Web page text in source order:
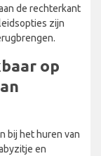
de rechterkant
zijn
op
bij het huren van
en